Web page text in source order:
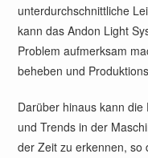
unterdurchschnittliche
kann das Andon Light
Problem aufmerksam
beheben und
Darüber hinaus kann
und Trends in der
der Zeit zu erkennen, so